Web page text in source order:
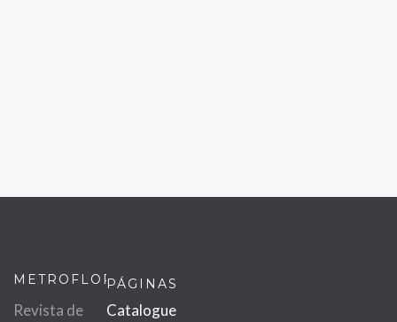
METROFLOR
Revista de
PÁGINAS
Catalogue